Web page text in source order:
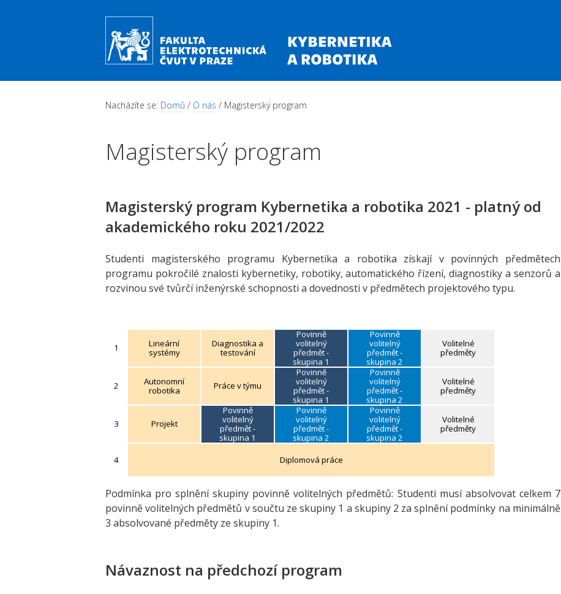
Nacházíte se: Domů / O nás / Magisterský program
Magisterský program
Magisterský program Kybernetika a robotika 2021 - platný od
akademického roku 2021/2022
Studenti magisterského programu Kybernetika a robotika získají v povinných předmětech
programu pokročilé znalosti kybernetiky, robotiky, automatického řízení, diagnostiky a senzorů a
rozvinou své tvůrčí inženýrské schopnosti a dovednosti v předmětech projektového typu.
1
Lineární
systémy
Diagnostika a
testování
Povinně
volitelný
předmět -
skupina 1
Povinně
volitelný
předmět -
skupina 2
Volitelné
předměty
2
Autonomní
robotika
Práce v týmu
Povinně
volitelný
předmět -
skupina 1
Povinně
volitelný
předmět -
skupina 2
Volitelné
předměty
3 Projekt
Povinně
volitelný
předmět -
skupina 1
Povinně
volitelný
předmět -
skupina 2
Povinně
volitelný
předmět -
skupina 2
Volitelné
předměty
4 Diplomová práce
Podmínka pro splnění skupiny povinně volitelných předmětů: Studenti musí absolvovat celkem 7
povinně volitelných předmětů v součtu ze skupiny 1 a skupiny 2 za splnění podmínky na minimálně
3 absolvované předměty ze skupiny 1.
Návaznost na předchozí program